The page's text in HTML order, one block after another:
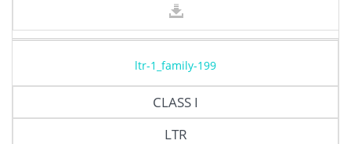
ltr-1_family-199
CLASS I
LTR